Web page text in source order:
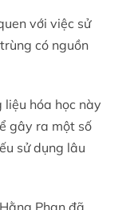
với việc sử
có nguồn
liệu hóa học này
gây ra một số
sử dụng lâu
Phan đã